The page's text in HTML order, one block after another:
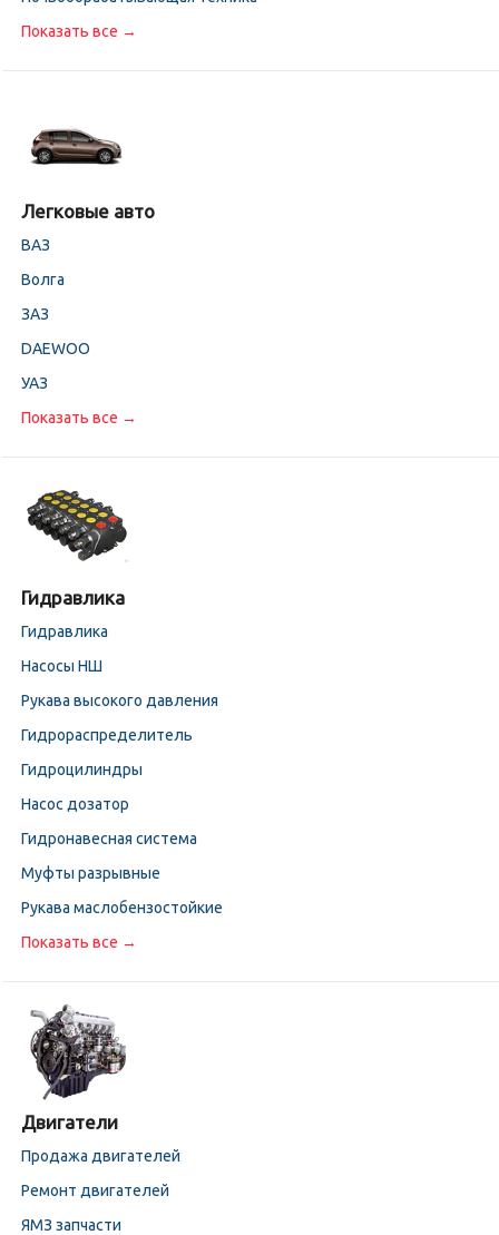
Показать все →
Легковые авто
ВАЗ
Волга
ЗАЗ
DAEWOO
УАЗ
Показать все →
Гидравлика
Гидравлика
Насосы НШ
Рукава высокого давления
Гидрораспределитель
Гидроцилиндры
Насос дозатор
Гидронавесная система
Муфты разрывные
Рукава маслобензостойкие
Показать все →
Двигатели
Продажа двигателей
Ремонт двигателей
ЯМЗ запчасти